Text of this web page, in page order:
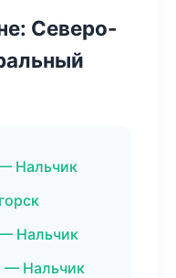
Северо-
Нальчик
Нальчик
— Нальчик